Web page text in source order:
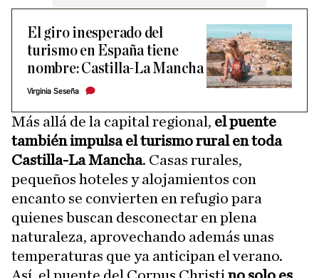
El giro inesperado del
turismo en España tiene
nombre: Castilla-La Mancha
Virginia Seseña
Más allá de la capital regional, el puente
también impulsa el turismo rural en toda
Castilla-La Mancha. Casas rurales,
pequeños hoteles y alojamientos con
encanto se convierten en refugio para
quienes buscan desconectar en plena
naturaleza, aprovechando además unas
temperaturas que ya anticipan el verano.